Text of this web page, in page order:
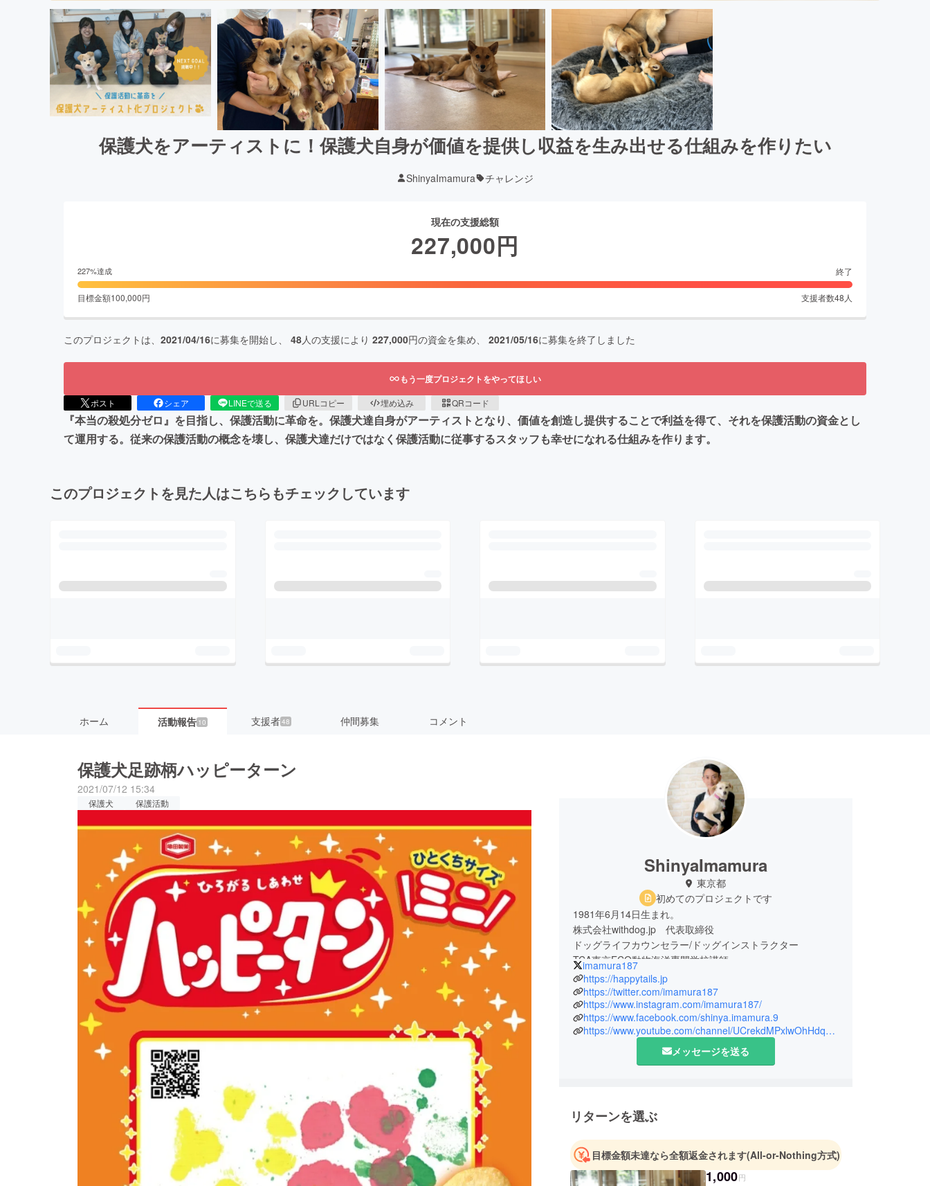
保護犬をアーティストに！保護犬自身が価値を提供し収益を生み出せる仕組みを作りたい
ShinyaImamura チャレンジ
現在の支援総額
227,000円
227%達成 終了
目標金額100,000円 支援者数48 人
このプロジェクトは、 2021/04/16に募集を開始し、 48人の支援により 227,000円の資金を集め、 2021/05/16に募集を終了しました
もう一度プロジェクトをやってほしい
ポスト シェア LINEで送る URLコピー 埋め込み QRコード
『本当の殺処分ゼロ』を目指し、保護活動に革命を。保護犬達自身がアーティストとなり、価値を創造し提供することで利益を得て、それを保護活動の資金とし
て運用する。従来の保護活動の概念を壊し、保護犬達だけではなく保護活動に従事するスタッフも幸せになれる仕組みを作ります。
このプロジェクトを見た人はこちらもチェックしています
ホーム 活動報告 10 支援者48 仲間募集 コメント
保護犬足跡柄ハッピーターン
2021/07/12 15:34
保護犬 保護活動
ShinyaImamura
東京都
初めてのプロジェクトです
1981年6月14日生まれ。
株式会社withdog.jp 代表取締役
ドッグライフカウンセラー/ドッグインストラクター
TCA東京ECO動物海洋専門学校講師
福岡県八女市出身。福岡県立八女高校卒業。福岡工業大学電
気工学部卒業。
小学校時代は野球、水泳、剣道を習う。中学〜大学まではス
ラムダンクの影響でバスケットボール部に所属。大学在学中
に福岡SOSモデルエージェンシーに所属。
趣味は読書、映画鑑賞。犬の散歩。サウナ。文房具。物心つ
2011年9月 NPO法人ワンワンパーティクラブが運営する都
市型保護犬譲渡施設『しっぽネット西東京センター』が東京
都府中市で開設。今村がセンターマネージャーとして勤務。
2012年8月 個人事業主として『はっぴーているずdogs
room』開業。
imamura187
https://happytails.jp
https://twitter.com/imamura187
https://www.instagram.com/imamura187/
https://www.facebook.com/shinya.imamura.9
https://www.youtube.com/channel/UCrekdMPxlwOhHdqu_8YC-Iw
メッセージを送る
リターンを選ぶ
目標金額未達なら全額返金されます(All-or-Nothing方式)
1,000円